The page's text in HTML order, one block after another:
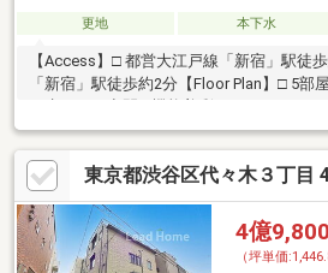
更地 本下水
【Access】□ 都営大江戸線「新宿」駅徒
「新宿」駅徒歩約2分【Floor Plan】□ 5部
てる4.5帖の畳スペース□ 生活感を抑え、
5.1帖のルーフバルコニー【
いう都心の中心にありながら、一歩奥へ入
ない落ち着いた街並みが広がります。大
宅エリアは、都市の利便性と穏やかな住
ケーションです
東京都渋谷区代々木３丁目
4億9,800
（坪単価